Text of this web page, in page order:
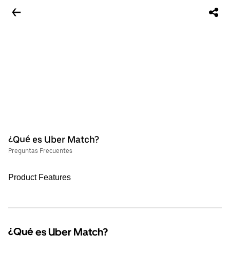
¿Qué es Uber Match?
Preguntas Frecuentes
Product Features
¿Qué es Uber Match?